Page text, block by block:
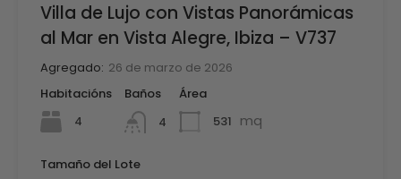
Villa de Lujo con Vistas Panorámicas
al Mar en Vista Alegre, Ibiza – V737
Agregado: 26 de marzo de 2026
Habitacións
4
Baños
4
Área
531 mq
Tamaño del Lote